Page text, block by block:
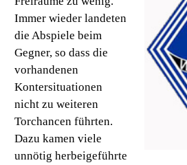
Immer wieder landeten
die Abspiele beim
Gegner, so dass die
vorhandenen
Kontersituationen
nicht zu weiteren
Torchancen führten.
Dazu kamen viele
unnötig herbeigeführte